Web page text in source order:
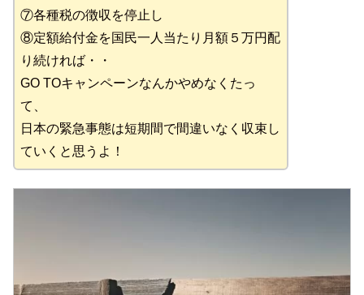
⑦各種税の徴収を停止し
⑧定額給付金を国民一人当たり月額５万円配
り続ければ・・
GO TOキャンペーンなんかやめなくたっ
て、
日本の緊急事態は短期間で間違いなく収束し
ていくと思うよ！